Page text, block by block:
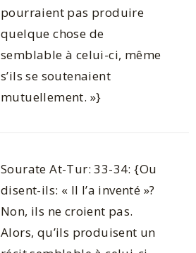
pourraient pas produire
quelque chose de
semblable à celui-ci, même
s’ils se soutenaient
mutuellement. »}
Sourate At-Tur: 33-34: {Ou
disent-ils: « Il l’a inventé »?
Non, ils ne croient pas.
Alors, qu’ils produisent un